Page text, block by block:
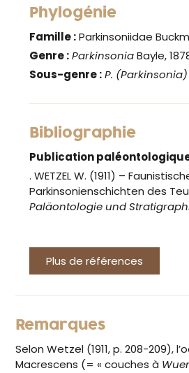
Phylogénie
Famille :Parkinsoniidae
Genre :ParkinsoniaBayle,
Sous-genre :P. (Parkinsonia)
Bibliographie
Publication
. WETZEL W. (1911) –
Parkinsonienschichten des
Paläontologie und
Plus de références
Remarques
Selon Wetzel (1911, p. 208-209),
Macrescens (= « couches à